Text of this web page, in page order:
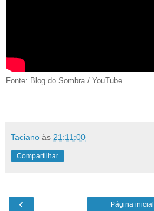
Fonte: Blog do Sombra / YouTube
Taciano às 21:11:00
Compartilhar
‹ Página inicial